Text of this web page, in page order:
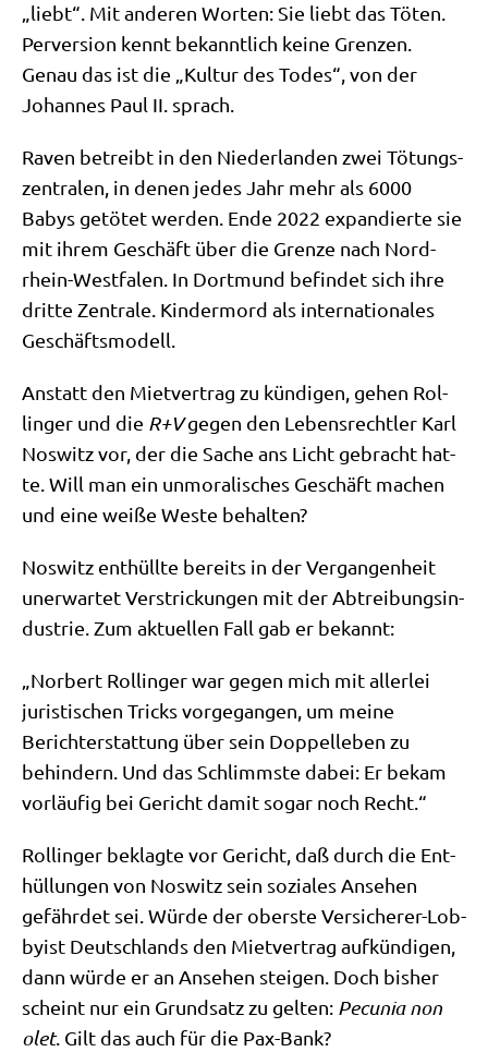
„liebt“. Mit ande­ren Wor­ten: Sie liebt das Töten.
Per­ver­si­on kennt bekannt­lich kei­ne Gren­zen.
Genau das ist die „Kul­tur des Todes“, von der
Johan­nes Paul II. sprach.
Raven betreibt in den Nie­der­lan­den zwei Tötungs­
zen­tra­len, in denen jedes Jahr mehr als 6000
Babys getö­tet wer­den. Ende 2022 expan­dier­te sie
mit ihrem Geschäft über die Gren­ze nach Nord­
rhein-West­fa­len. In Dort­mund befin­det sich ihre
drit­te Zen­tra­le. Kin­der­mord als inter­na­tio­na­les
Geschäftsmodell.
Anstatt den Miet­ver­trag zu kün­di­gen, gehen Rol­
lin­ger und die R+Vgegen den Lebens­recht­ler Karl
Nos­witz vor, der die Sache ans Licht gebracht hat­
te. Will man ein unmo­ra­li­sches Geschäft machen
und eine wei­ße Weste behalten?
Nos­witz ent­hüll­te bereits in der Ver­gan­gen­heit
uner­war­tet Ver­strickun­gen mit der Abtrei­bungs­in­
du­strie. Zum aktu­el­len Fall gab er bekannt:
„Nor­bert Rol­lin­ger war gegen mich mit aller­lei
juri­sti­schen Tricks vor­ge­gan­gen, um mei­ne
Bericht­erstat­tung über sein Dop­pel­le­ben zu
behin­dern. Und das Schlimm­ste dabei: Er bekam
vor­läu­fig bei Gericht damit sogar noch Recht.“
Rol­lin­ger beklag­te vor Gericht, daß durch die Ent­
hül­lun­gen von Nos­witz sein sozia­les Anse­hen
gefähr­det sei. Wür­de der ober­ste Ver­si­che­rer-Lob­
by­ist Deutsch­lands den Miet­ver­trag auf­kün­di­gen,
dann wür­de er an Anse­hen stei­gen. Doch bis­her
scheint nur ein Grund­satz zu gel­ten: Pecu­nia non
olet. Gilt das auch für die Pax-Bank?